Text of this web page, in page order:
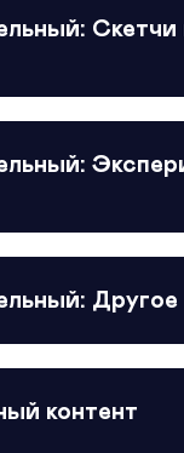
Скетчи
Другое
контент